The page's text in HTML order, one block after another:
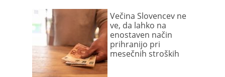
Večina Slovencev ne
ve, da lahko na
enostaven način
prihranijo pri
mesečnih stroških